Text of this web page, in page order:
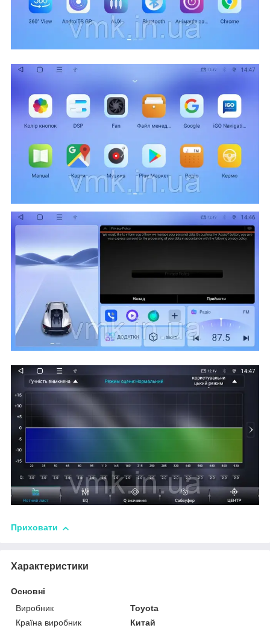
Приховати
Характеристики
Основні
Виробник
Toyota
Країна виробник
Китай